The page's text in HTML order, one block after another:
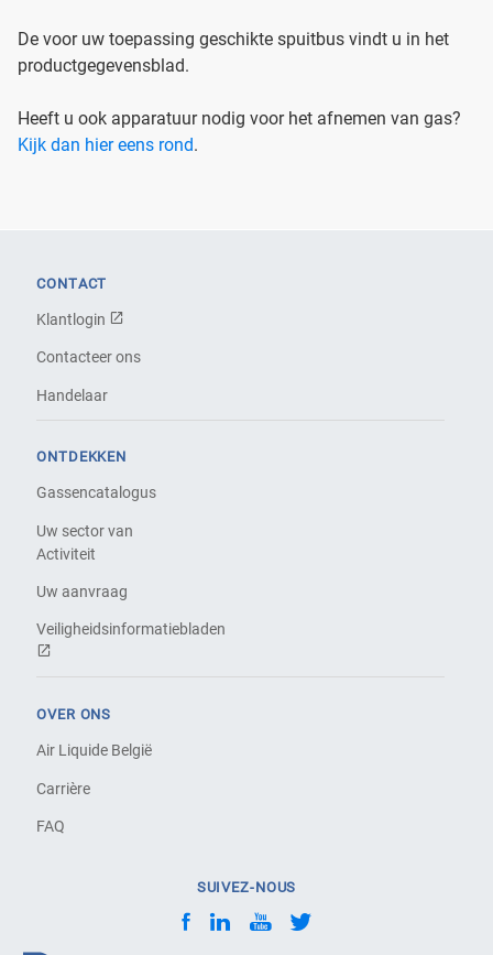
De voor uw toepassing geschikte spuitbus vindt u in het
productgegevensblad.
Heeft u ook apparatuur nodig voor het afnemen van gas?
Kijk dan hier eens rond.
CONTACT
Klantlogin
Contacteer ons
Handelaar
ONTDEKKEN
Gassencatalogus
Uw sector van
Activiteit
Uw aanvraag
Veiligheidsinformatiebladen
OVER ONS
Air Liquide België
Carrière
FAQ
SUIVEZ-NOUS